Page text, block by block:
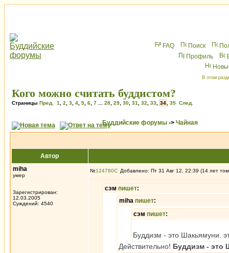
FAQ Поиск
Профиль
В этом
Кого можно считать буддистом?
Страницы Пред. 1 2 3 4 5 6 7 28 29 30 31 32 33 34 35 След.
Буддийские форумы -> Чайная
Автор
miha
умер
Зарегистрирован:
12.03.2005
Суждений: 4540
№124780 Добавлено: Пт 31 Авг 12, 22:39 (14 лет
сэм пишет:
miha пишет:
сэм пишет:
Буддизм - это Шакьямуни.
Действительно! Буддизм - это